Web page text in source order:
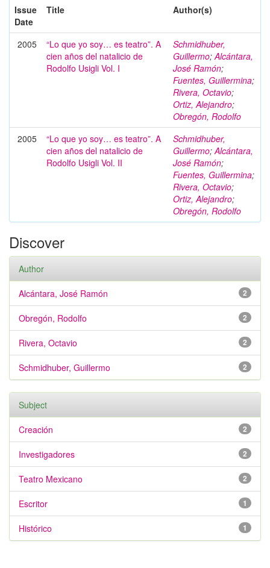
Issue
Date
Title Author(s)
2005
“Lo que yo soy… es teatro”. A
cien años del natalicio de
Rodolfo Usigli Vol. I
Schmidhuber,
Guillermo;Alcántara,
José Ramón;
Fuentes, Guillermina;
Rivera, Octavio;
Ortiz, Alejandro;
Obregón, Rodolfo
2005
“Lo que yo soy… es teatro”. A
cien años del natalicio de
Rodolfo Usigli Vol. II
Schmidhuber,
Guillermo;Alcántara,
José Ramón;
Fuentes, Guillermina;
Rivera, Octavio;
Ortiz, Alejandro;
Obregón, Rodolfo
Discover
Author
2
Alcántara, José Ramón
2
Obregón, Rodolfo
2
Rivera, Octavio
2
Schmidhuber, Guillermo
Subject
2
Creación
2
Investigadores
2
Teatro Mexicano
1
Escritor
1
Histórico